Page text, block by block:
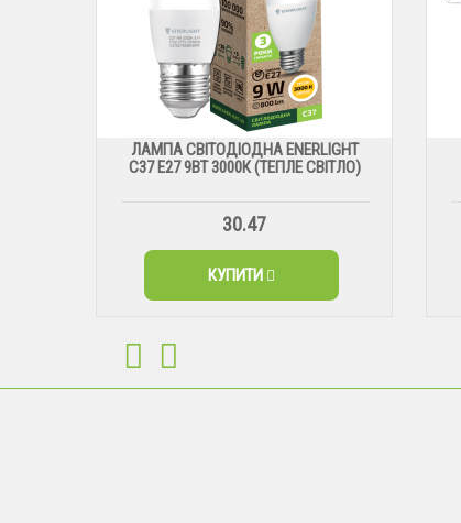
ЛАМПА СВІТОДІОДНА ENERLIGHT
С37 Е27 9ВТ 3000К (ТЕПЛЕ СВІТЛО)
30.47
КУПИТИ